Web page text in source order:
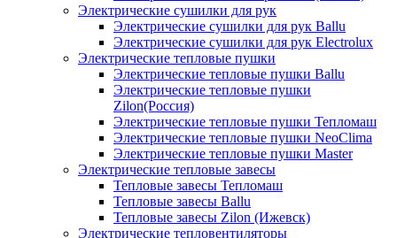
Электрические сушилки для рук
Электрические сушилки для рук Ballu
Электрические сушилки для рук Electrolux
Электрические тепловые пушки
Электрические тепловые пушки Ballu
Электрические тепловые пушки
Zilon(Россия)
Электрические тепловые пушки Тепломаш
Электрические тепловые пушки NeoClima
Электрические тепловые пушки Master
Электрические тепловые завесы
Тепловые завесы Тепломаш
Тепловые завесы Ballu
Тепловые завесы Zilon (Ижевск)
Электрические тепловентиляторы